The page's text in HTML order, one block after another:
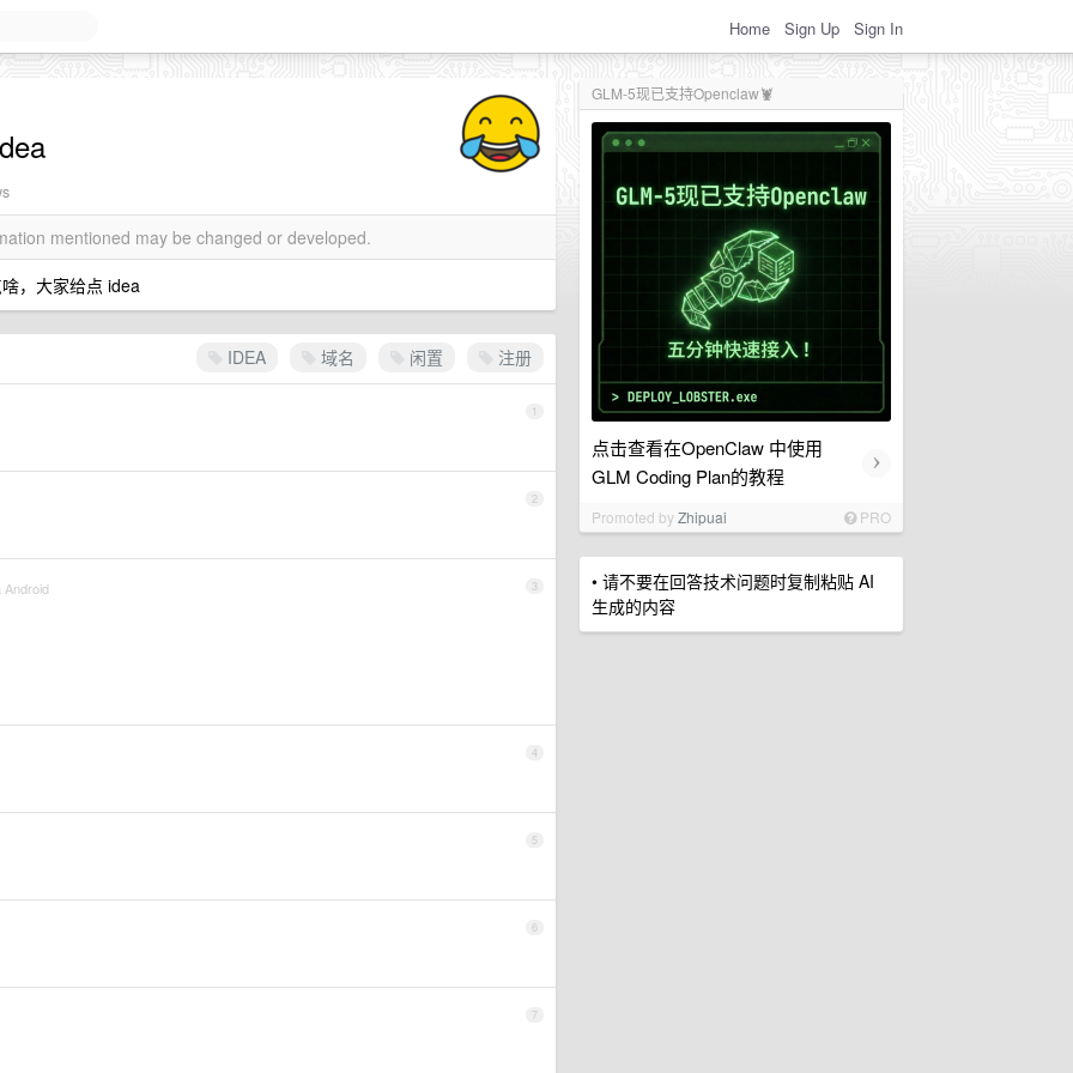
Home Sign Up Sign In
GLM-5现已支持Openclaw🦞
点击查看在OpenClaw 中使用
GLM Coding Plan的教程
›
Promoted byZhipuai PRO
• 请不要在回答技术问题时复制粘贴 AI
生成的内容
mentioned may be changed or developed.
，大家给点 idea
IDEA 域名 闲置 注册
1
2
3
4
5
6
7